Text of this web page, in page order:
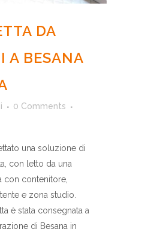
DA
A BESANA
0 Comments
una soluzione di
con letto da una
con contenitore,
e zona studio.
è stata consegnata a
di Besana in